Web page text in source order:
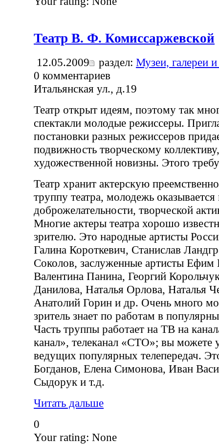
Театр В. Ф. Комиссаржевской
12.05.2009 раздел: Музеи, галереи
0 комментариев
Итальянская ул., д.19
Театр открыт идеям, поэтому так
спектакли молодые режиссеры.
постановки разных режиссеров
подвижность творческому
художественной новизны. Этого
Театр хранит актерскую
труппу театра, молодежь
доброжелательности, творческой
Многие актеры театра хорошо
зрителю. Это народные артисты
Галина Короткевич, Станислав
Соколов, заслуженные артисты Ефим
Валентина Панина, Георгий
Данилова, Наталья Орлова, Наталья
Анатолий Горин и др. Очень много
зритель знает по работам в
Часть труппы работает на ТВ на
канал», телеканал «СТО»; вы можете
ведущих популярных телепередач.
Богданов, Елена Симонова, Иван
Сыдорук и т.д.
Читать дальше
0
Your rating: None